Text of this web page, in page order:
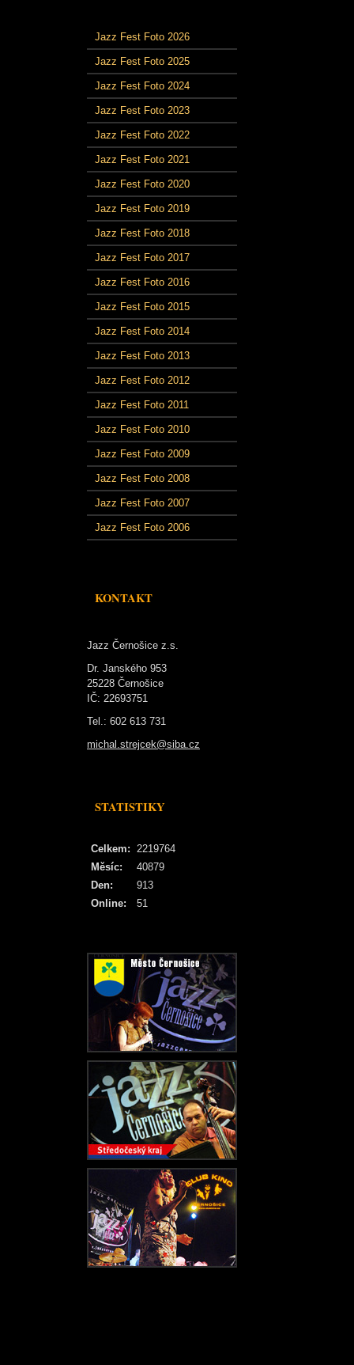
Jazz Fest Foto 2026
Jazz Fest Foto 2025
Jazz Fest Foto 2024
Jazz Fest Foto 2023
Jazz Fest Foto 2022
Jazz Fest Foto 2021
Jazz Fest Foto 2020
Jazz Fest Foto 2019
Jazz Fest Foto 2018
Jazz Fest Foto 2017
Jazz Fest Foto 2016
Jazz Fest Foto 2015
Jazz Fest Foto 2014
Jazz Fest Foto 2013
Jazz Fest Foto 2012
Jazz Fest Foto 2011
Jazz Fest Foto 2010
Jazz Fest Foto 2009
Jazz Fest Foto 2008
Jazz Fest Foto 2007
Jazz Fest Foto 2006
KONTAKT
Jazz Černošice z.s.
Dr. Janského 953
25228 Černošice
IČ: 22693751
Tel.: 602 613 731
michal.strejcek@siba.cz
STATISTIKY
Online: 51
Celkem: 2219764
Měsíc:
40879
Den:
913